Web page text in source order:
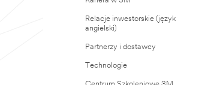
Relacje inwestorskie (język
angielski)
Partnerzy i dostawcy
Technologie